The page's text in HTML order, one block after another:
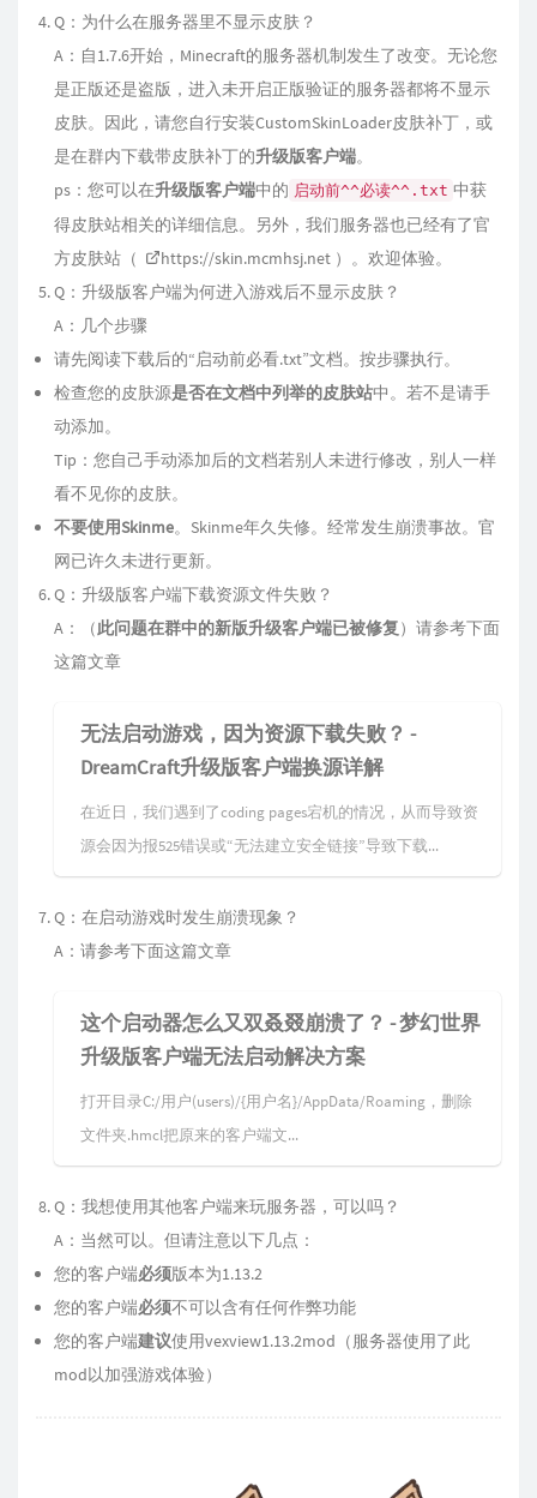
Q：为什么在服务器里不显示皮肤？
A：自1.7.6开始，Minecraft的服务器机制发生了改变。无论您
是正版还是盗版，进入未开启正版验证的服务器都将不显示
皮肤。因此，请您自行安装CustomSkinLoader皮肤补丁，或
是在群内下载带皮肤补丁的升级版客户端。
ps：您可以在升级版客户端中的 启动前^^必读^^.txt 中获
得皮肤站相关的详细信息。另外，我们服务器也已经有了官
方皮肤站（
https://skin.mcmhsj.net ）。欢迎体验。
Q：升级版客户端为何进入游戏后不显示皮肤？
A：几个步骤
请先阅读下载后的“启动前必看.txt”文档。按步骤执行。
检查您的皮肤源是否在文档中列举的皮肤站中。若不是请手
动添加。
Tip：您自己手动添加后的文档若别人未进行修改，别人一样
看不见你的皮肤。
不要使用Skinme。Skinme年久失修。经常发生崩溃事故。官
网已许久未进行更新。
Q：升级版客户端下载资源文件失败？
A：（此问题在群中的新版升级客户端已被修复）请参考下面
这篇文章
无法启动游戏，因为资源下载失败？ -
DreamCraft升级版客户端换源详解
在近日，我们遇到了coding pages宕机的情况，从而导致资
源会因为报525错误或“无法建立安全链接”导致下载...
Q：在启动游戏时发生崩溃现象？
A：请参考下面这篇文章
这个启动器怎么又双叒叕崩溃了？ - 梦幻世界
升级版客户端无法启动解决方案
打开目录C:/用户(users)/{用户名}/AppData/Roaming，删除
文件夹.hmcl把原来的客户端文...
Q：我想使用其他客户端来玩服务器，可以吗？
A：当然可以。但请注意以下几点：
您的客户端必须版本为1.13.2
您的客户端必须不可以含有任何作弊功能
您的客户端建议使用vexview1.13.2mod（服务器使用了此
mod以加强游戏体验）